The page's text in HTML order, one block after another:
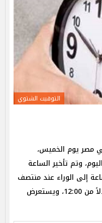
التوقيت الشتوي
مصر يوم الخميس،
في هذا اليوم، وتم تأخير الساعة
إلى الوراء عند منتصف